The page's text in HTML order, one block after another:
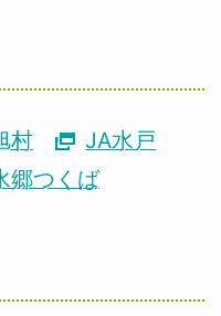
村
JA水戸
郷つくば